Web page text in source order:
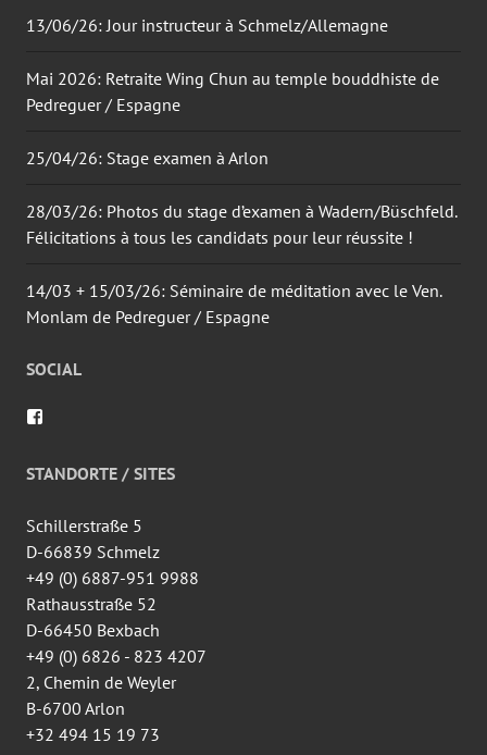
13/06/26: Jour instructeur à Schmelz/Allemagne
Mai 2026: Retraite Wing Chun au temple bouddhiste de
Pedreguer / Espagne
25/04/26: Stage examen à Arlon
28/03/26: Photos du stage d’examen à Wadern/Büschfeld.
Félicitations à tous les candidats pour leur réussite !
14/03 + 15/03/26: Séminaire de méditation avec le Ven.
Monlam de Pedreguer / Espagne
SOCIAL
de
wingtsun.arlon
Facebook
STANDORTE / SITES
Schillerstraße 5
D-66839 Schmelz
+49 (0) 6887-951 9988
Rathausstraße 52
D-66450 Bexbach
+49 (0) 6826 - 823 4207
2, Chemin de Weyler
B-6700 Arlon
+32 494 15 19 73